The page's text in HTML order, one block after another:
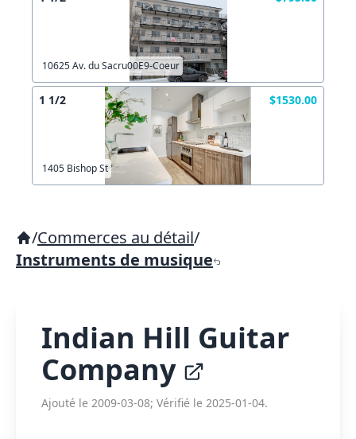
10625 Av. du Sacru00E9-Coeur
1 1/2 $1530.00
1405 Bishop St
/Commerces au détail/
Instruments de musique
Indian Hill Guitar
Company
Ajouté le 2009-03-08; Vérifié le 2025-01-04.